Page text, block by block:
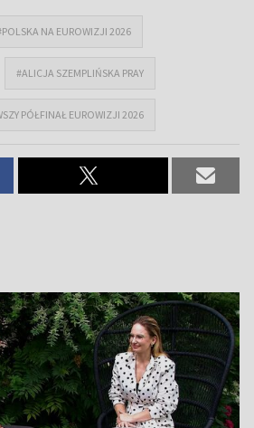
NA EUROWIZJI 2026
#ALICJA SZEMPLIŃSKA PRAY
PÓŁFINAŁ EUROWIZJI 2026